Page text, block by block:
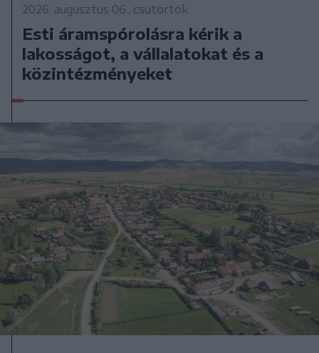
2026. augusztus 06., csütörtök
Esti áramspórolásra kérik a
lakosságot, a vállalatokat és a
közintézményeket